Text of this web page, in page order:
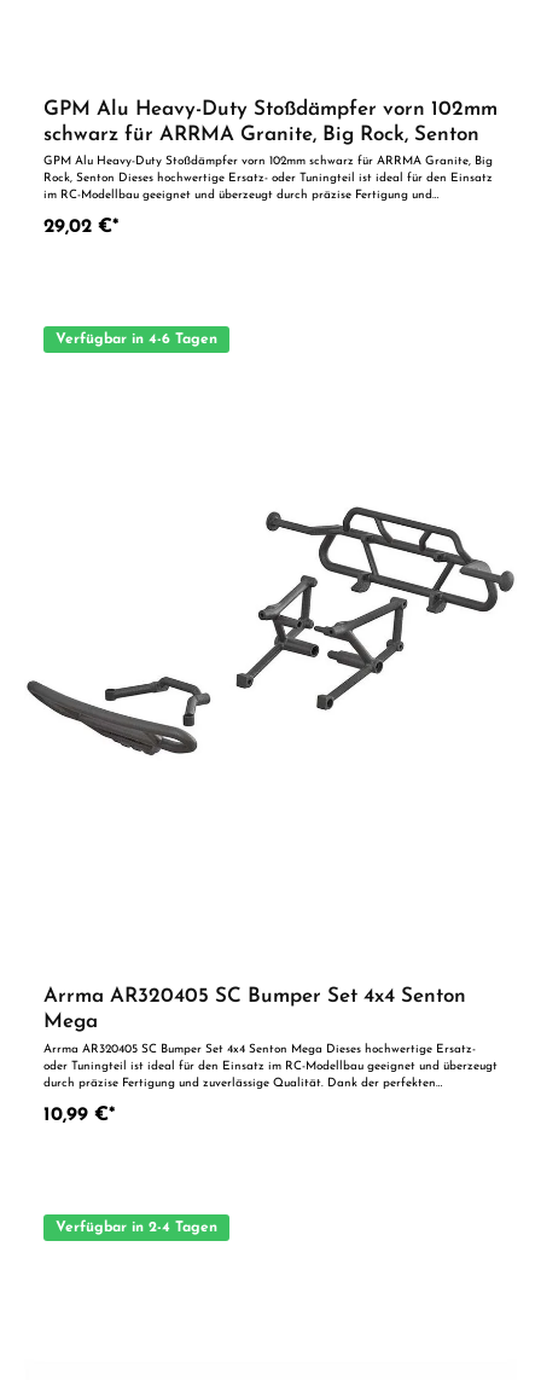
GPM Alu Heavy-Duty Stoßdämpfer vorn 102mm
schwarz für ARRMA Granite, Big Rock, Senton
GPM Alu Heavy-Duty Stoßdämpfer vorn 102mm schwarz für ARRMA Granite, Big
Rock, Senton Dieses hochwertige Ersatz- oder Tuningteil ist ideal für den Einsatz
im RC-Modellbau geeignet und überzeugt durch präzise Fertigung und
Ersatzteil oder zur technischen Optimierung geeignet. Vorteile auf einen Blick:
29,02 €*
Verfügbar in 4-6 Tagen
Arrma AR320405 SC Bumper Set 4x4 Senton
Mega
Arrma AR320405 SC Bumper Set 4x4 Senton Mega Dieses hochwertige Ersatz-
oder Tuningteil ist ideal für den Einsatz im RC-Modellbau geeignet und überzeugt
durch präzise Fertigung und zuverlässige Qualität. Dank der perfekten
geeignet. Vorteile auf einen Blick: Passgenaue Verarbeitung Geeignet für
10,99 €*
Verfügbar in 2-4 Tagen